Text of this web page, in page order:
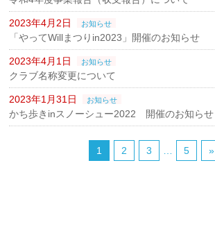
2023年4月2日 お知らせ
「やってWillまつりin2023」開催のお知らせ
2023年4月1日 お知らせ
クラブ名称変更について
2023年1月31日 お知らせ
かち歩きinスノーシュー2022 開催のお知らせ
1 2 3 5 »